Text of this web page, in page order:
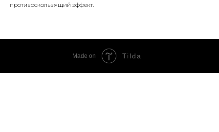
противоскользящий эффект.
Made on Tilda